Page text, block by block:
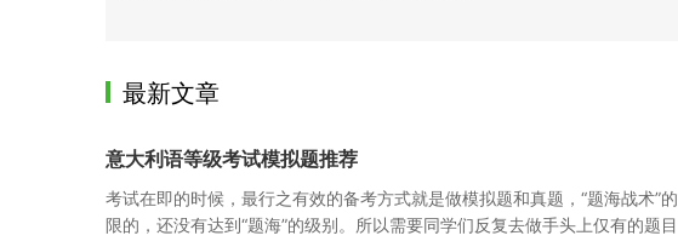
最新文章
意大利语等级考试模拟题推荐
考试在即的时候，最行之有效的备考方式就是做模拟题和真题，“题海战术
限的，还没有达到“题海”的级别。所以需要同学们反复去做手头上仅有的题目